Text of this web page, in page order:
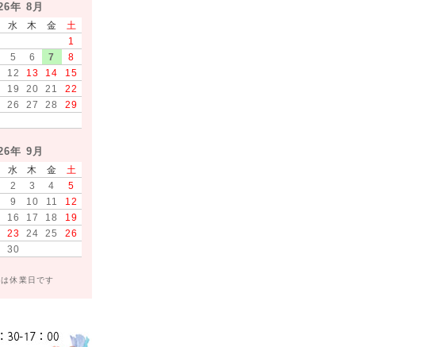
年 8月
水 木 金
土
1
5 6 7
8
12 13 14
15
19 20 21
22
26 27 28
29
年 9月
水 木 金
土
2 3 4
5
9 10 11
12
16 17 18
19
23 24 25
26
30
休業日です